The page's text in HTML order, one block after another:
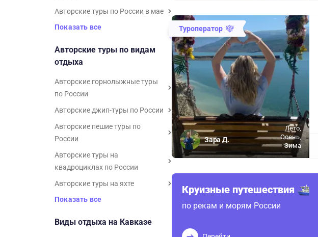
Авторские туры по России в мае
Показать все
Авторские туры по видам
отдыха
Авторские горнолыжные туры
по России
Авторские джип-туры по России
Авторские пешие туры по
России
Авторские туры на
квадроциклах по России
Авторские туры на яхте
Показать все
Виды отдыха на Кавказе
Туроператор
Зара Д.
Лето,
Осень,
Зима
Круизные путешествия
по рекам и морям России